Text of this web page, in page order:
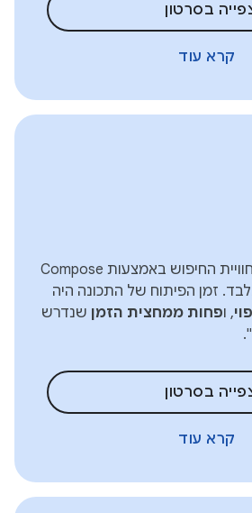
בסרטון
קרא עוד
"כתבנו מחדש את חוויית החיפוש באמצעות Compose
זמן הפיתוח של התכונה היה
, ופחות ממחצית הזמן שנדרש
בסרטון
קרא עוד